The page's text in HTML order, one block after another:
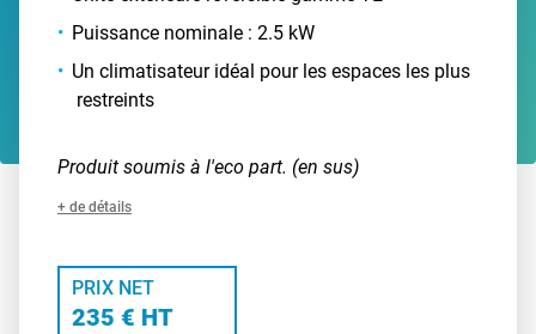
Puissance nominale : 2.5 kW
Un climatisateur idéal pour les espaces les plus
restreints
Produit soumis à l'eco part. (en sus)
+ de détails
PRIX NET
235 € HT